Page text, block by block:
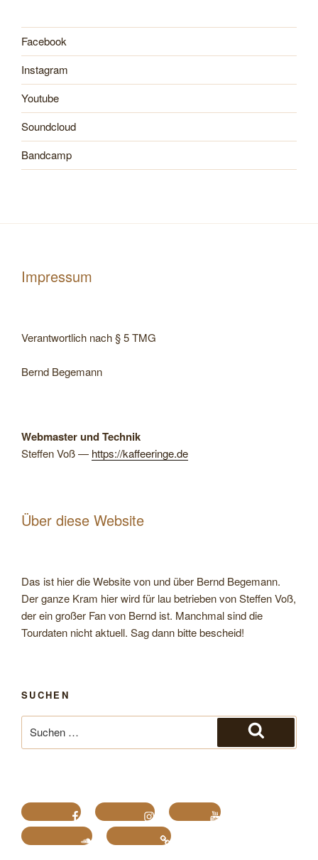
Facebook
Instagram
Youtube
Soundcloud
Bandcamp
Impressum
Ver­ant­wort­lich nach § 5 TMG
Bernd Bege­mann
Web­mas­ter und Technik
Stef­fen Voß — https://kaf​fee​ringe​.de
Über diese Website
Das ist hier die Website von und über Bernd Begemann.
Der ganze Kram hier wird für lau betrieben von Steffen Voß,
der ein großer Fan von Bernd ist. Manchmal sind die
Tourdaten nicht aktuell. Sag dann bitte bescheid!
SUCHEN
nach:
Suchen
Facebook Instagram
Youtube
Soundcloud
Bandcamp